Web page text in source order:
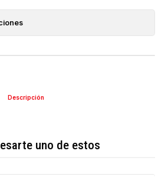
Descripción
uno de estos